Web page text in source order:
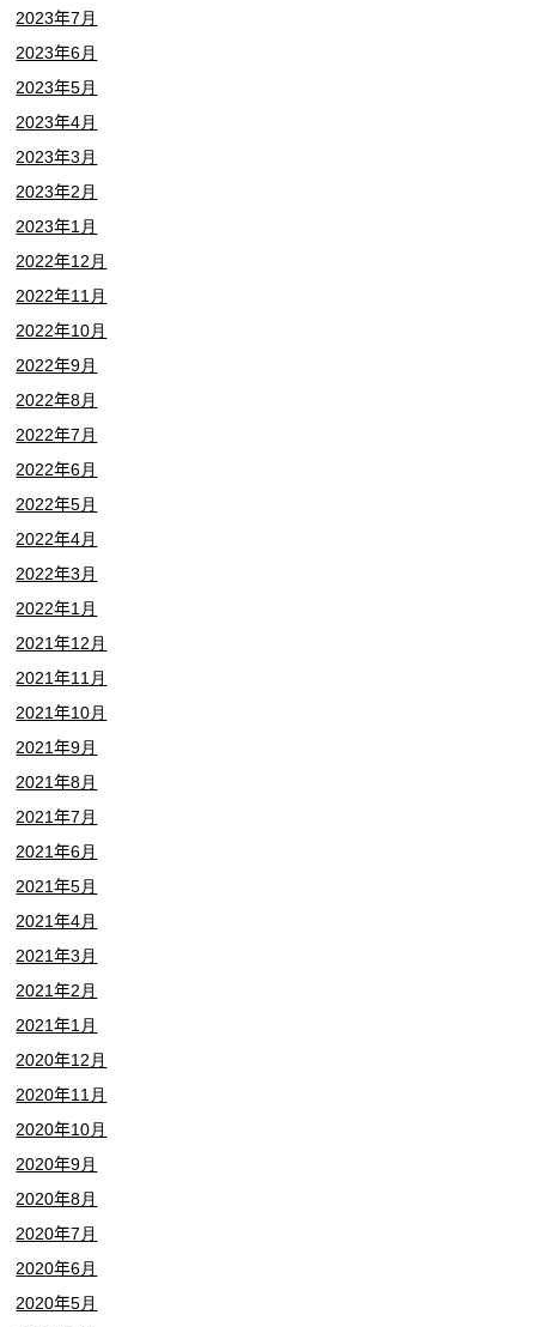
2023年7月
2023年6月
2023年5月
2023年4月
2023年3月
2023年2月
2023年1月
2022年12月
2022年11月
2022年10月
2022年9月
2022年8月
2022年7月
2022年6月
2022年5月
2022年4月
2022年3月
2022年1月
2021年12月
2021年11月
2021年10月
2021年9月
2021年8月
2021年7月
2021年6月
2021年5月
2021年4月
2021年3月
2021年2月
2021年1月
2020年12月
2020年11月
2020年10月
2020年9月
2020年8月
2020年7月
2020年6月
2020年5月